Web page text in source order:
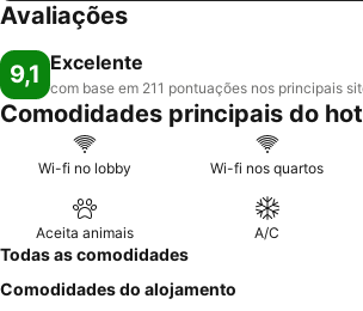
Avaliações
9,1 Excelente
com base em 211 pontuações nos principais
Comodidades principais do
Wi-fi no lobby Wi-fi nos quartos
Aceita animais A/C
Todas as comodidades
Comodidades do alojamento